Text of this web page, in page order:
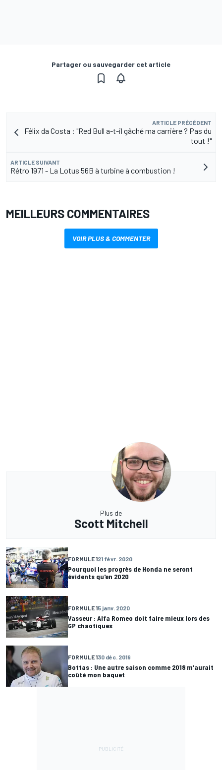
Partager ou sauvegarder cet article
ARTICLE PRÉCÉDENT
Félix da Costa : "Red Bull a-t-il gâché ma carrière ? Pas du
tout !"
ARTICLE SUIVANT
Rétro 1971 - La Lotus 56B à turbine à combustion !
MEILLEURS COMMENTAIRES
VOIR PLUS & COMMENTER
Plus de
Scott Mitchell
FORMULE 121 févr. 2020
Pourquoi les progrès de Honda ne seront
évidents qu'en 2020
FORMULE 15 janv. 2020
Vasseur : Alfa Romeo doit faire mieux lors des
GP chaotiques
FORMULE 130 déc. 2019
Bottas : Une autre saison comme 2018 m'aurait
coûté mon baquet